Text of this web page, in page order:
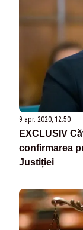
9 apr. 2020, 12:50
EXCLUSIV
confirmarea
Justiției